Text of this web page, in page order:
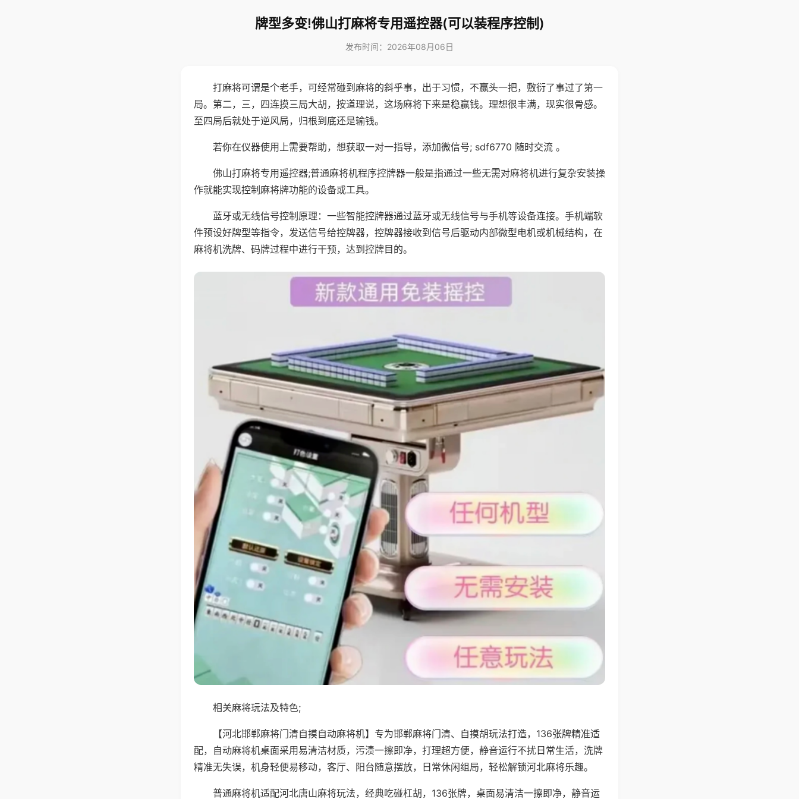
牌型多变!佛山打麻将专用遥控器(可以装程序控制)
发布时间：2026年08月06日
打麻将可谓是个老手，可经常碰到麻将的斜乎事，出于习惯，不赢头一把，敷衍了事过了第一
局。第二，三，四连摸三局大胡，按道理说，这场麻将下来是稳赢钱。理想很丰满，现实很骨感。
至四局后就处于逆风局，归根到底还是输钱。
若你在仪器使用上需要帮助，想获取一对一指导，添加微信号; sdf6770 随时交流 。
佛山打麻将专用遥控器;普通麻将机程序控牌器一般是指通过一些无需对麻将机进行复杂安装操
作就能实现控制麻将牌功能的设备或工具。
蓝牙或无线信号控制原理：一些智能控牌器通过蓝牙或无线信号与手机等设备连接。手机端软
件预设好牌型等指令，发送信号给控牌器，控牌器接收到信号后驱动内部微型电机或机械结构，在
麻将机洗牌、码牌过程中进行干预，达到控牌目的。
相关麻将玩法及特色;
【河北邯郸麻将门清自摸自动麻将机】专为邯郸麻将门清、自摸胡玩法打造，136张牌精准适
配，自动麻将机桌面采用易清洁材质，污渍一擦即净，打理超方便，静音运行不扰日常生活，洗牌
精准无失误，机身轻便易移动，客厅、阳台随意摆放，日常休闲组局，轻松解锁河北麻将乐趣。
普通麻将机适配河北唐山麻将玩法，经典吃碰杠胡，136张牌，桌面易清洁一擦即净，静音运